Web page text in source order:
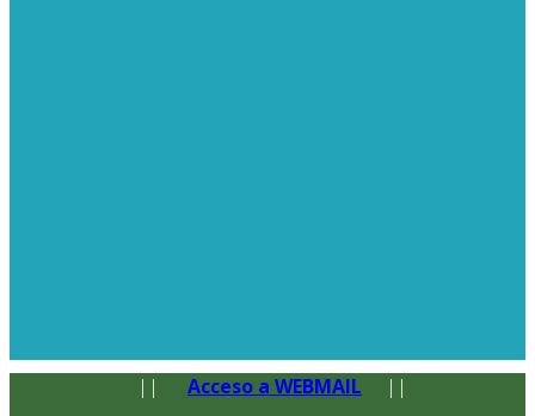
|| Acceso a WEBMAIL
||